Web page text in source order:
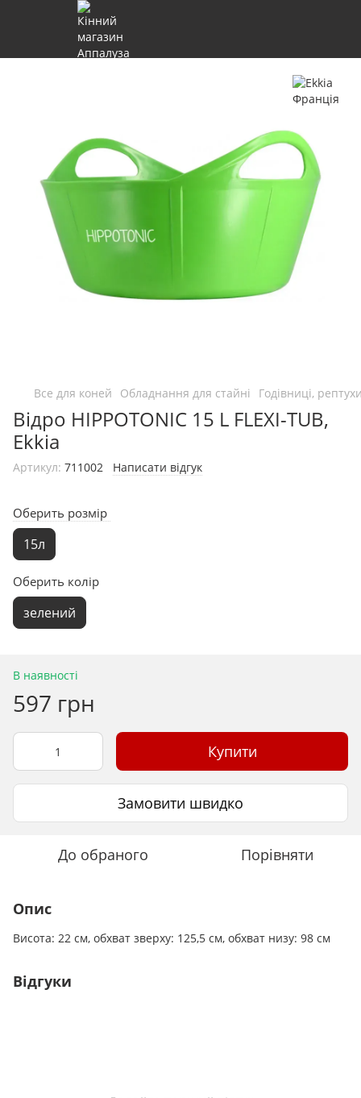
Все для коней Обладнання для стайні Годівниці,
Відро HIPPOTONIC 15 L FLEXI-TUB,
Ekkia
Артикул: 711002 Написати відгук
Оберить розмір
15л
Оберить колір
зелений
В наявності
597 грн
Купити
Замовити швидко
До обраного Порівняти
Опис
Висота: 22 см, обхват зверху: 125,5 см, обхват низу: 98 см
Відгуки